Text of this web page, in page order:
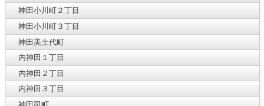
神田小川町２丁目
神田小川町３丁目
神田美土代町
内神田１丁目
内神田２丁目
内神田３丁目